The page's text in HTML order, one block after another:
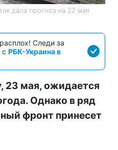
дала прогноз на 22 мая
Следи за
с РБК-Украина в
23 мая, ожидается
Однако в ряд
фронт принесет